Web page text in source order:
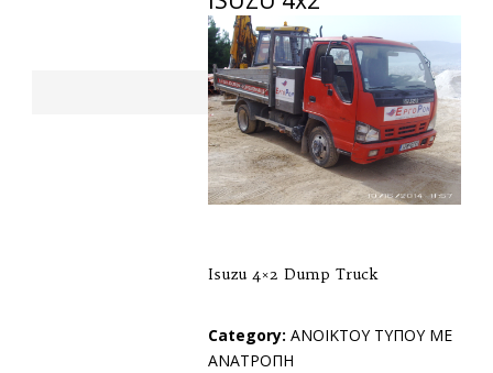
Isuzu 4×2 Dump Truck
Category: ΑΝΟΙΚΤΟΥ ΤΥΠΟΥ ΜΕ
ΑΝΑΤΡΟΠΗ